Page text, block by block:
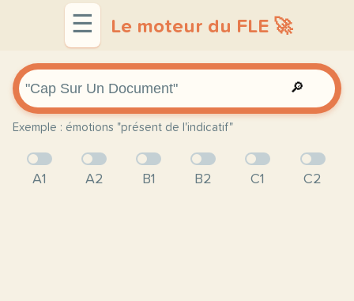
☰ Le moteur du FLE 🚀
🔎
Exemple : émotions "présent de l'indicatif"
A1 A2 B1 B2 C1 C2